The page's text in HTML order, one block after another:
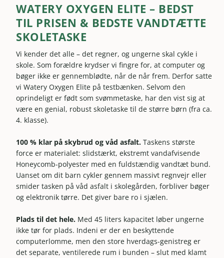
WATERY OXYGEN ELITE – BEDST
TIL PRISEN & BEDSTE VANDTÆTTE
SKOLETASKE
Vi kender det alle – det regner, og ungerne skal cykle i
skole. Som forældre krydser vi fingre for, at computer og
bøger ikke er gennemblødte, når de når frem. Derfor satte
vi Watery Oxygen Elite på testbænken. Selvom den
oprindeligt er født som svømmetaske, har den vist sig at
være en genial, robust skoletaske til de større børn (fra ca.
4. klasse).
100 % klar på skybrud og våd asfalt. Taskens største
force er materialet: slidstærkt, ekstremt vandafvisende
Honeycomb-polyester med en fuldstændig vandtæt bund.
Uanset om dit barn cykler gennem massivt regnvejr eller
smider tasken på våd asfalt i skolegården, forbliver bøger
og elektronik tørre. Det giver bare ro i sjælen.
Plads til det hele. Med 45 liters kapacitet løber ungerne
ikke tør for plads. Indeni er der en beskyttende
computerlomme, men den store hverdags-genistreg er
det separate, ventilerede rum i bunden – slut med klamt